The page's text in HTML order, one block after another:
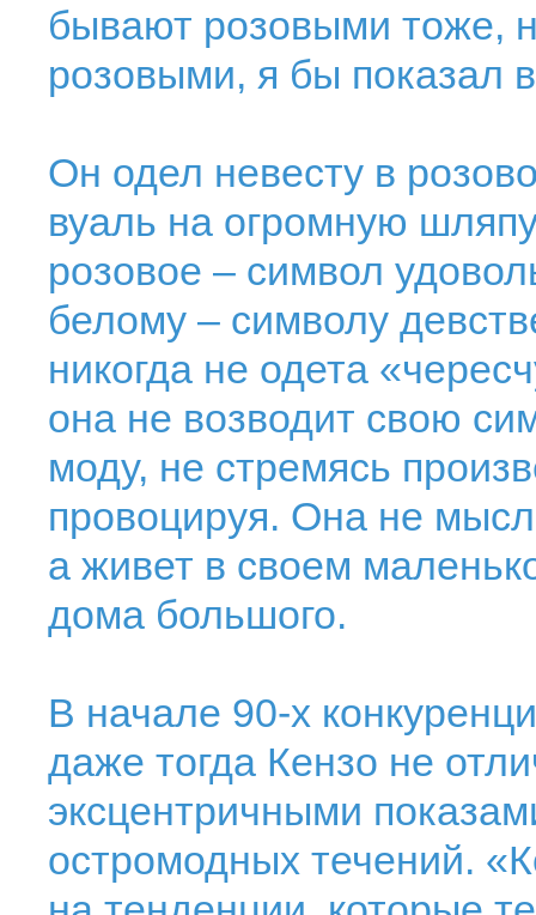
бывают розовыми тоже,
розовыми, я бы показал
Он одел невесту в
вуаль на огромную
розовое – символ
белому – символу
никогда не одета
она не возводит свою
моду, не стремясь
провоцируя. Она не
а живет в своем
дома большого.
В начале 90-х
даже тогда Кензо не
эксцентричными
остромодных течений.